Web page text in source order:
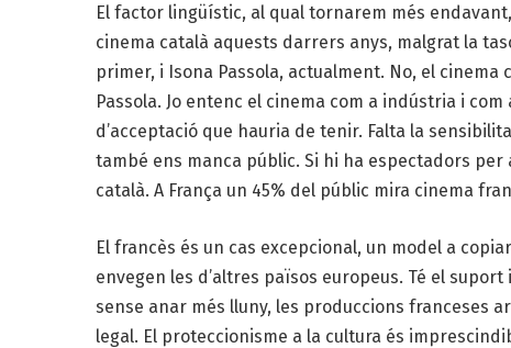
El factor lingüístic, al qual tornarem més
cinema català aquests darrers anys, malgrat la
primer, i Isona Passola, actualment. No, el
Passola. Jo entenc el cinema com a indústria i
d’acceptació que hauria de tenir. Falta la
també ens manca públic. Si hi ha espectadors per
català. A França un 45% del públic mira cinema
El francès és un cas excepcional, un model a
envegen les d’altres països europeus. Té el
sense anar més lluny, les produccions franceses
legal. El proteccionisme a la cultura és